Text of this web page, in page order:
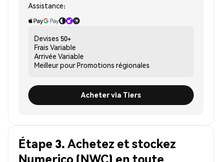
Assistance:
Devises 50+
Frais Variable
Arrivée Variable
Meilleur pourPromotions régionales
Acheter via Tiers
Étape 3. Achetez et stockez
Numerico (NWC) en toute